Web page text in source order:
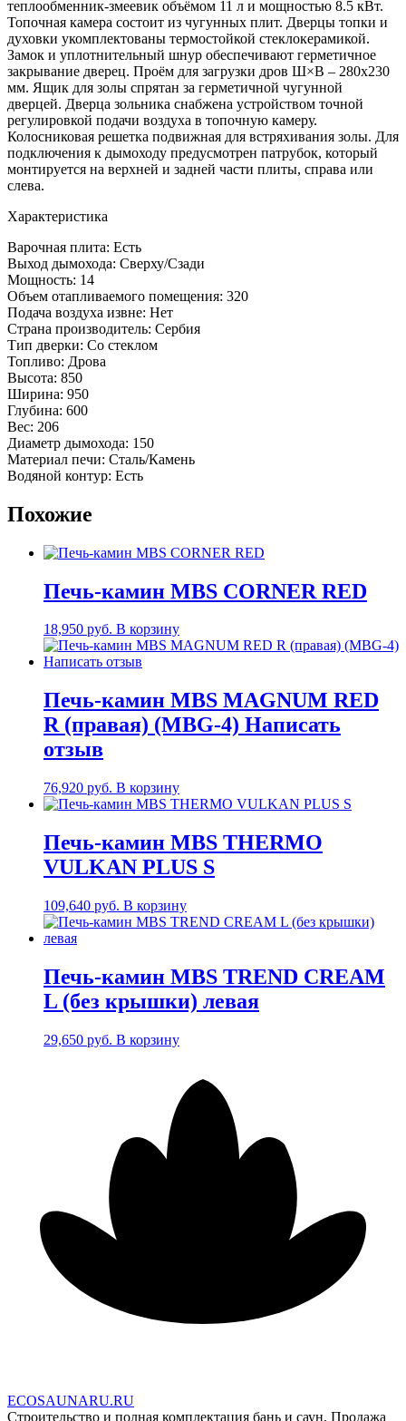
теплообменник-змеевик объёмом 11 л и мощностью 8.5 кВт.
Топочная камера состоит из чугунных плит. Дверцы топки и
духовки укомплектованы термостойкой стеклокерамикой.
Замок и уплотнительный шнур обеспечивают герметичное
закрывание дверец. Проём для загрузки дров Ш×В – 280х230
мм. Ящик для золы спрятан за герметичной чугунной
дверцей. Дверца зольника снабжена устройством точной
регулировкой подачи воздуха в топочную камеру.
Колосниковая решетка подвижная для встряхивания золы. Для
подключения к дымоходу предусмотрен патрубок, который
монтируется на верхней и задней части плиты, справа или
слева.
Характеристика
Варочная плита: Есть
Выход дымохода: Сверху/Сзади
Мощность: 14
Объем отапливаемого помещения: 320
Подача воздуха извне: Нет
Страна производитель: Сербия
Тип дверки: Со стеклом
Топливо: Дрова
Высота: 850
Ширина: 950
Глубина: 600
Вес: 206
Диаметр дымохода: 150
Материал печи: Сталь/Камень
Водяной контур: Есть
Похожие
Печь-камин MBS CORNER RED
18,950 руб. В корзину
Печь-камин MBS MAGNUM RED
R (правая) (MBG-4) Написать
отзыв
76,920 руб. В корзину
Печь-камин MBS THERMO
VULKAN PLUS S
109,640 руб. В корзину
Печь-камин MBS TREND CREAM
L (без крышки) левая
29,650 руб. В корзину
ECOSAUNARU.RU
Строительство и полная комплектация бань и саун. Продажа